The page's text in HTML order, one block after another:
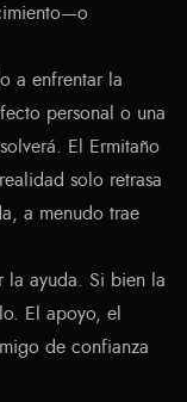
a enfrentar la
personal o una
El Ermitaño
solo retrasa
a menudo trae
la ayuda. Si bien la
El apoyo, el
de confianza